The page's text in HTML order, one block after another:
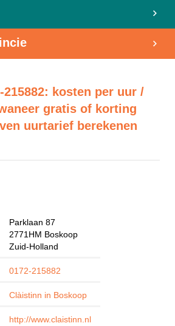
kosten per uur /
gratis of korting
uurtarief berekenen
Parklaan 87
2771HM Boskoop
Zuid-Holland
0172-215882
Clàistinn in Boskoop
http://www.claistinn.nl